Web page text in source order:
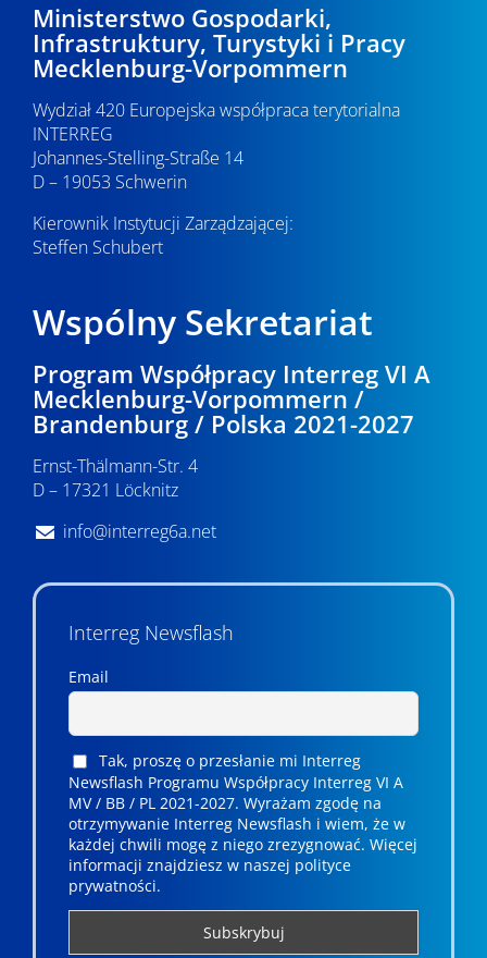
Ministerstwo Gospodarki,
Infrastruktury, Turystyki i Pracy
Mecklenburg-Vorpommern
Wydział 420 Europejska współpraca terytorialna
INTERREG
Johannes-Stelling-Straße 14
D – 19053 Schwerin
Kierownik Instytucji Zarządzającej:
Steffen Schubert
Wspólny Sekretariat
Program Współpracy Interreg VI A
Mecklenburg-Vorpommern /
Brandenburg / Polska 2021-2027
Ernst-Thälmann-Str. 4
D – 17321 Löcknitz
info@interreg6a.net
Interreg Newsflash
Email
Tak, proszę o przesłanie mi Interreg
Newsflash Programu Współpracy Interreg VI A
MV / BB / PL 2021-2027. Wyrażam zgodę na
otrzymywanie Interreg Newsflash i wiem, że w
każdej chwili mogę z niego zrezygnować. ­­Więcej
informacji znajdziesz w naszej polityce
prywatności.